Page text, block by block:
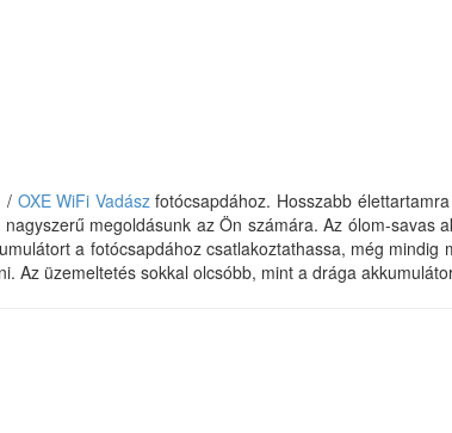
/ OXE WiFi Vadászfotócsapdához. Hosszabb
megoldásunk az Ön számára. Az ólom-savas
a fotócsapdához csatlakoztathassa, még mindig
Az üzemeltetés sokkal olcsóbb, mint a drága